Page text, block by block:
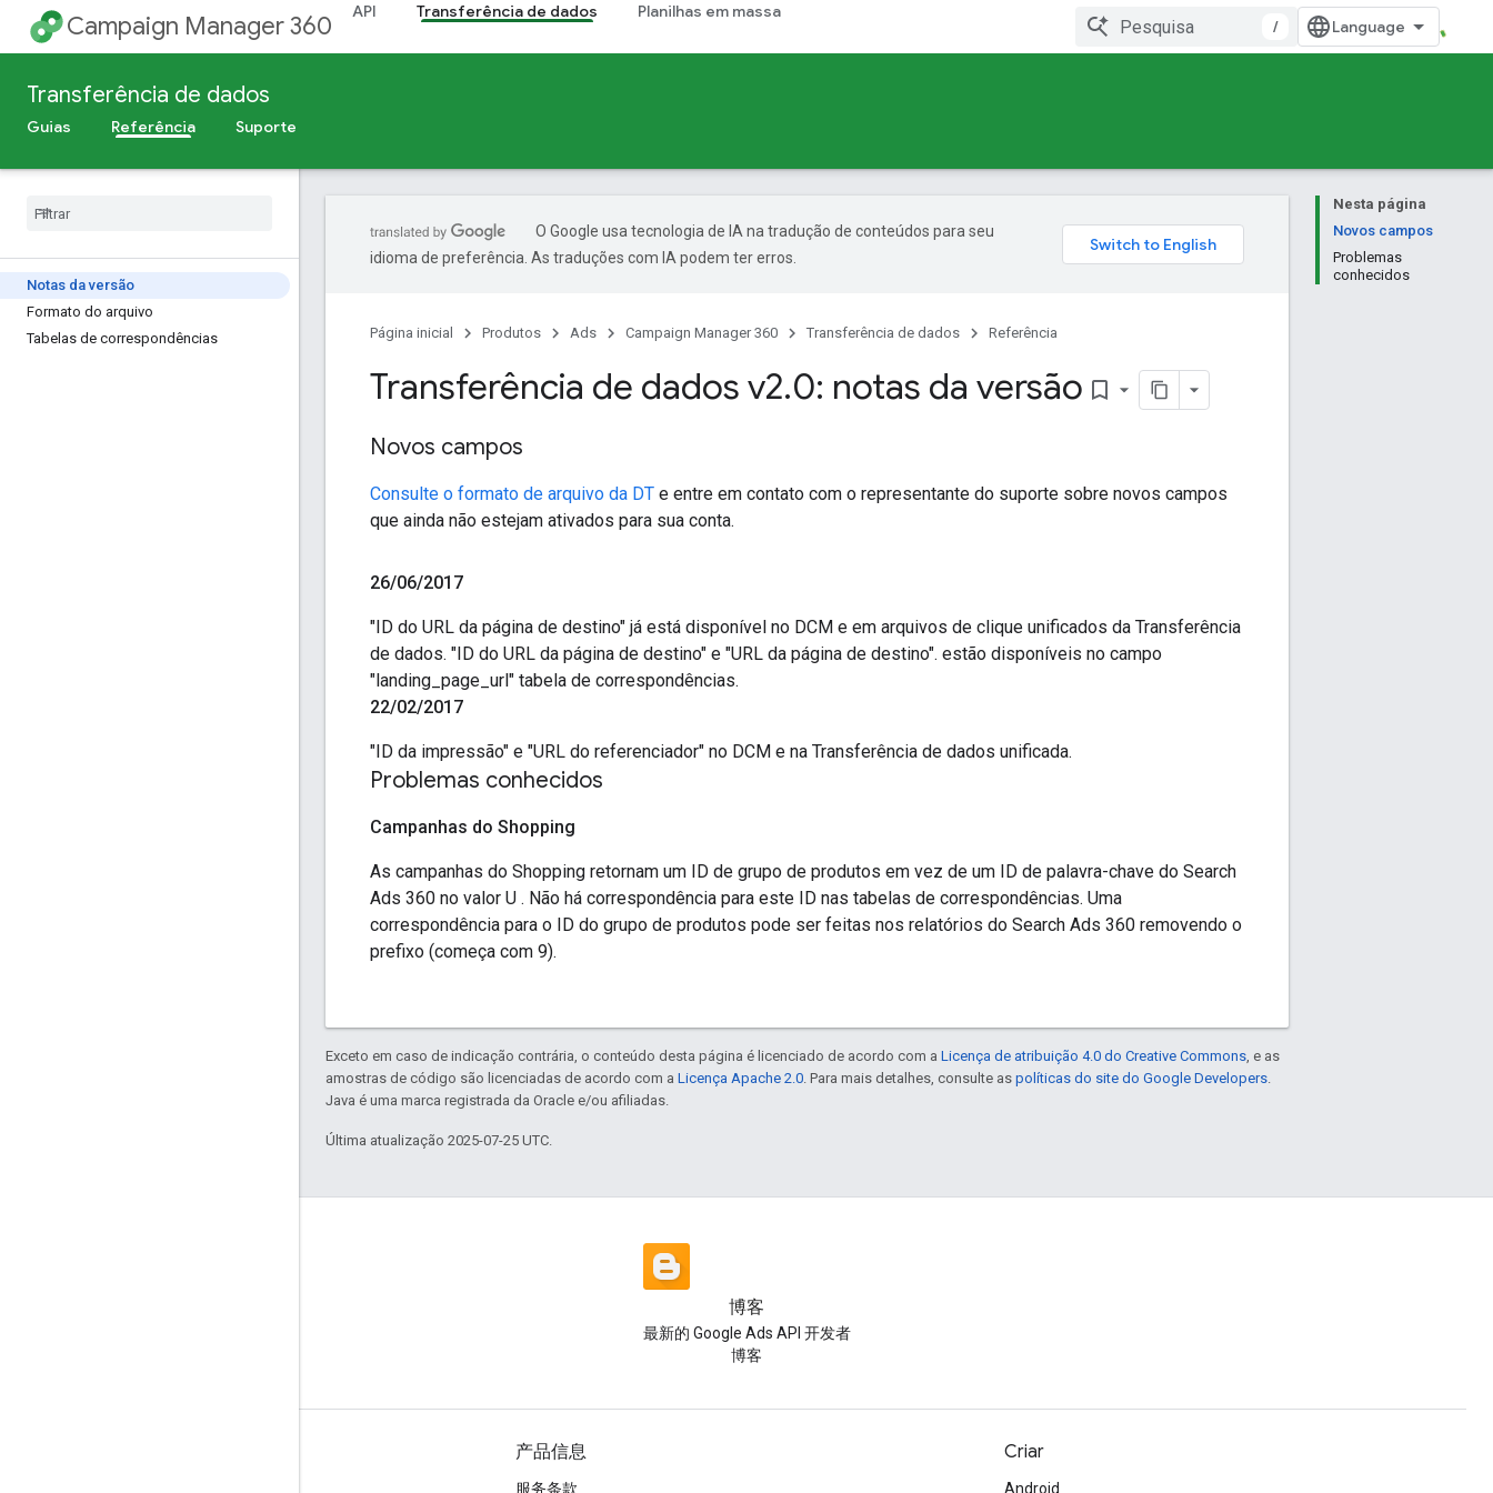
Campaign Manager 360 API Transferência de dados Planilhas em massa
/
Transferência de dados
Guias Referência Suporte
Notas da versão
Formato do arquivo
Tabelas de correspondências
Nesta página
Novos campos
Problemas
conhecidos
O Google usa tecnologia de IA na tradução de conteúdos para seu
idioma de preferência. As traduções com IA podem ter erros.
Página inicial Produtos Ads Campaign Manager 360 Transferência de dados Referência
Transferência de dados v2.0: notas da versão bookmark_border
Novos campos
Consulte o formato de arquivo da DT e entre em contato com o representante do suporte sobre novos campos
que ainda não estejam ativados para sua conta.
26/06/2017
"ID do URL da página de destino" já está disponível no DCM e em arquivos de clique unificados da Transferência
de dados. "ID do URL da página de destino" e "URL da página de destino". estão disponíveis no campo
"landing_page_url" tabela de correspondências.
22/02/2017
"ID da impressão" e "URL do referenciador" no DCM e na Transferência de dados unificada.
Problemas conhecidos
Campanhas do Shopping
As campanhas do Shopping retornam um ID de grupo de produtos em vez de um ID de palavra-chave do Search
Ads 360 no valor U . Não há correspondência para este ID nas tabelas de correspondências. Uma
correspondência para o ID do grupo de produtos pode ser feitas nos relatórios do Search Ads 360 removendo o
prefixo (começa com 9).
Exceto em caso de indicação contrária, o conteúdo desta página é licenciado de acordo com a Licença de atribuição 4.0 do Creative Commons , e as
amostras de código são licenciadas de acordo com a Licença Apache 2.0 . Para mais detalhes, consulte as políticas do site do Google Developers
Java é uma marca registrada da Oracle e/ou afiliadas.
Última atualização 2025-07-25 UTC.
博客
最新的 Google Ads API 开发者
博客
产品信息
服务条款
Criar
Android